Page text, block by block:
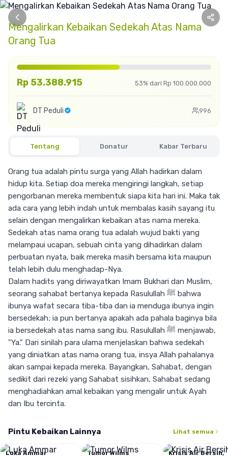
Mengalirkan Kebaikan Sedekah Atas Nama
Orang Tua
Rp 53.388.915 53% dari Rp 100.000.000
DT Peduli 996
Tentang Donatur Kabar Terbaru
Orang tua adalah pintu surga yang Allah hadirkan dalam
hidup kita. Setiap doa mereka mengiringi langkah, setiap
pengorbanan mereka membentuk siapa kita hari ini. Maka tak
ada cara yang lebih indah untuk membalas kasih sayang itu
selain dengan mengalirkan kebaikan atas nama mereka.
Sedekah atas nama orang tua adalah wujud bakti yang
melampaui ucapan, sebuah cinta yang dihadirkan dalam
perbuatan nyata, baik mereka masih bersama kita maupun
telah lebih dulu menghadap-Nya.
Dalam hadits yang diriwayatkan Imam Bukhari dan Muslim,
seorang sahabat bertanya kepada Rasulullah ﷺ bahwa
ibunya wafat secara tiba-tiba dan ia menduga ibunya ingin
bersedekah; ia pun bertanya apakah ada pahala baginya bila
ia bersedekah atas nama sang ibu. Rasulullah ﷺ menjawab,
"Ya." Dari sinilah para ulama menjelaskan bahwa sedekah
yang diniatkan atas nama orang tua, insya Allah pahalanya
akan sampai kepada mereka. Bayangkan, Sahabat, dengan
sedikit dari rezeki yang Sahabat sisihkan, Sahabat sedang
menghadiahkan amal kebaikan yang mengalir untuk Ayah
dan Ibu tercinta.
keluarga dhuafa, setiap kebutuhan dasar yang terpenuhi
tabungan kebaikan yang Sahabat persembahkan atas nama
Pintu Kebaikan Lainnya Lihat semua
Luka Ammar Tumor Wilms Krisis Air Bersih,